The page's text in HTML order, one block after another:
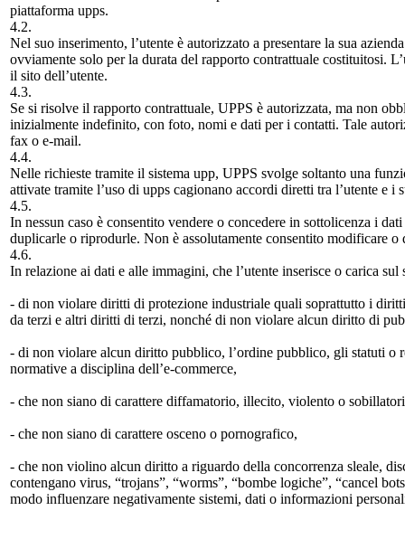
piattaforma upps.
4.2.
Nel suo inserimento, l’utente è autorizzato a presentare la sua
ovviamente solo per la durata del rapporto contrattuale costituitosi.
il sito dell’utente.
4.3.
Se si risolve il rapporto contrattuale, UPPS è autorizzata, ma non
inizialmente indefinito, con foto, nomi e dati per i contatti. Tale
fax o e-mail.
4.4.
Nelle richieste tramite il sistema upp, UPPS svolge soltanto una
attivate tramite l’uso di upps cagionano accordi diretti tra l’utente e i
4.5.
In nessun caso è consentito vendere o concedere in sottolicenza i
duplicarle o riprodurle. Non è assolutamente consentito modificare
4.6.
In relazione ai dati e alle immagini, che l’utente inserisce o carica sul
- di non violare diritti di protezione industriale quali soprattutto i
da terzi e altri diritti di terzi, nonché di non violare alcun diritto di
- di non violare alcun diritto pubblico, l’ordine pubblico, gli statuti o
normative a disciplina dell’e-commerce,
- che non siano di carattere diffamatorio, illecito, violento o
- che non siano di carattere osceno o pornografico,
- che non violino alcun diritto a riguardo della concorrenza sleale,
contengano virus, “trojans”, “worms”, “bombe logiche”, “cancel
modo influenzare negativamente sistemi, dati o informazioni